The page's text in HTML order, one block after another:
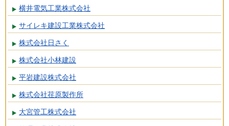
横井電気工業株式会社
サイレキ建設工業株式会社
株式会社日さく
株式会社小林建設
平岩建設株式会社
株式会社荏原製作所
大宮管工株式会社